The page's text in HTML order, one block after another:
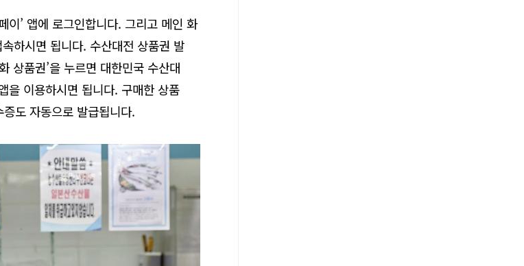
이’ 앱에 로그인합니다. 그리고 메인 화
하시면 됩니다. 수산대전 상품권 발
상품권’을 누르면 대한민국 수산대
을 이용하시면 됩니다. 구매한 상품
도 자동으로 발급됩니다.